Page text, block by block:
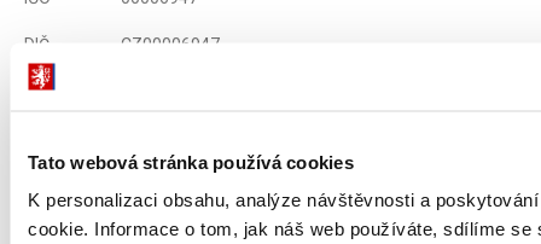
Tato webová stránka používá cookies
K personalizaci obsahu, analýze návštěvnosti a
cookie. Informace o tom, jak náš web používáte, sdílíme
DIČ CZ00006947
ID Datové
Weby ministerstva